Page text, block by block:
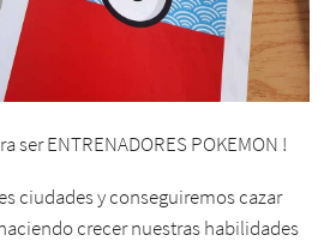
ser ENTRENADORES POKEMON !
ciudades y conseguiremos cazar
crecer nuestras habilidades